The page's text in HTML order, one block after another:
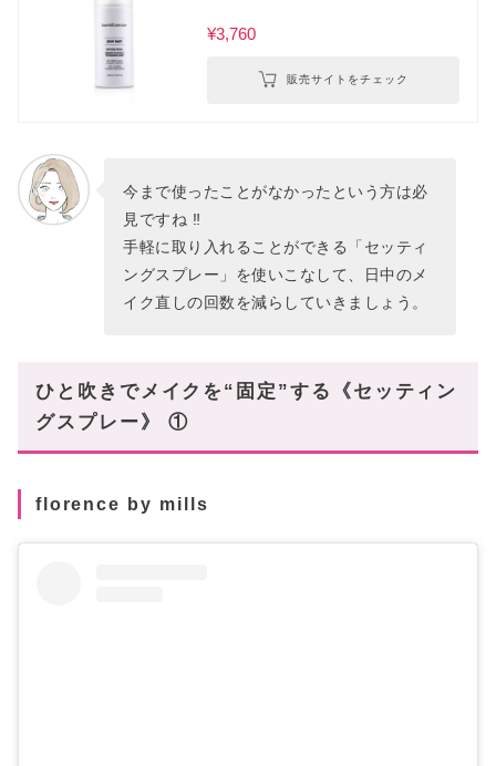
¥3,760
販売サイトをチェック
今まで使ったことがなかったという方は必
見ですね ‼︎
手軽に取り入れることができる「セッティ
ングスプレー」を使いこなして、日中のメ
イク直しの回数を減らしていきましょう。
ひと吹きでメイクを“固定”する《セッティン
グスプレー》 ①
florence by mills